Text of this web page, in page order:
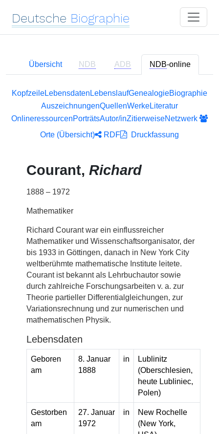
Deutsche Biographie
Übersicht NDB ADB NDB-online
KopfzeileLebensdaten LebenslaufGenealogieBiographie
AuszeichnungenQuellenWerkeLiteratur
OnlineressourcenPorträtsAutor/inZitierweiseNetzwerk
Orte (Übersicht)
RDF Druckfassung
Courant, Richard
1888 – 1972
Mathematiker
Richard Courant war ein einflussreicher
Mathematiker und Wissenschaftsorganisator, der
bis 1933 in Göttingen, danach in New York City
weltberühmte mathematische Institute leitete.
Courant ist bekannt als Lehrbuchautor sowie
durch zahlreiche Forschungsarbeiten v. a. zur
Theorie partieller Differentialgleichungen, zur
Variationsrechnung und zur numerischen und
mathematischen Physik.
Lebensdaten
Geboren
am
8. Januar
1888
in
Lublinitz
(Oberschlesien,
heute Lubliniec,
Polen)
Gestorben
am
27. Januar
1972
in
New Rochelle
(New York,